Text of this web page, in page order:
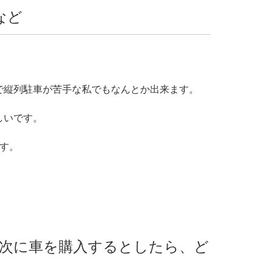
ど
列駐車が苦手な私でもなんとか出来ます。
です。
。
に車を購入するとしたら、ど